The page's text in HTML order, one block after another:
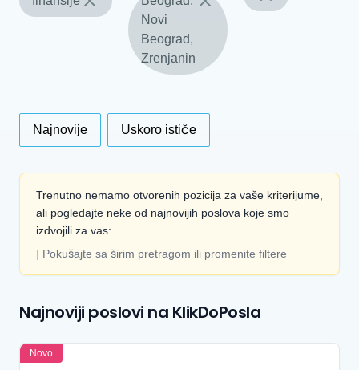
Novi
Beograd,
Zrenjanin
Najnovije Uskoro ističe
Trenutno nemamo otvorenih pozicija za vaše kriterijume,
ali pogledajte neke od najnovijih poslova koje smo
izdvojili za vas:
| Pokušajte sa širim pretragom ili promenite filtere
Najnoviji poslovi na KlikDoPosla
Novo